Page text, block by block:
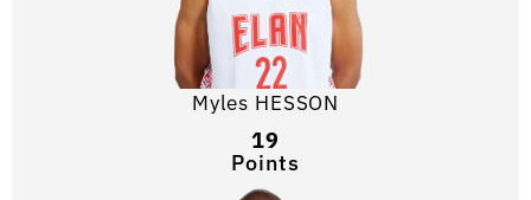
Myles HESSON
19
Points